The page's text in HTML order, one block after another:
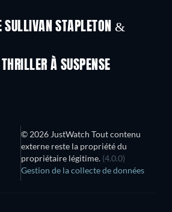
SULLIVAN STAPLETON &
À SUSPENSE
© 2026 JustWatch Tout contenu
externe reste la propriété du
propriétaire légitime. (4.0.0)
Gestion de la collecte de données